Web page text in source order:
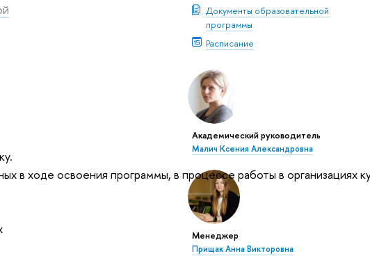
Документы образовательной
программы
Расписание
Академический руководитель
Малич Ксения Александровна
Менеджер
Прищак Анна Викторовна
в ходе освоения программы, в процессе работы в организациях